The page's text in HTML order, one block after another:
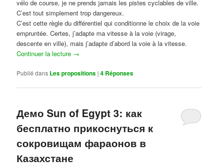
vélo de course, je ne prends jamais les pistes cyclables de ville.
C’est tout simplement trop dangereux.
C’est cette règle du différentiel qui conditionne le choix de la voie
empruntée. Certes, j’adapte ma vitesse à la voie (virage,
descente en ville), mais j’adapte d’abord la voie à la vitesse.
Continuer la lecture →
Publié dans Les propositions |4 Réponses
Демо Sun of Egypt 3: как
бесплатно прикоснуться к
сокровищам фараонов в
Казахстане